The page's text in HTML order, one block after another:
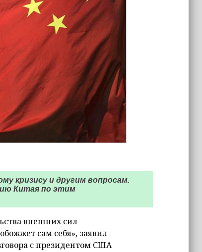
кризису и другим вопросам.
Китая по этим
внешних сил
сам себя», заявил
с президентом США